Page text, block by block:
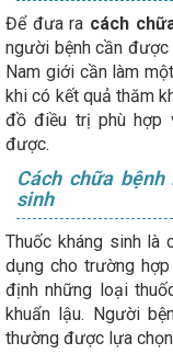
Để đưa ra cách
người bệnh cần được
Nam giới cần làm
khi có kết quả thăm
đồ điều trị phù hợp
được.
Cách chữa
sinh
Thuốc kháng sinh là
dụng cho trường
định những loại
khuẩn lậu. Người
thường được lựa